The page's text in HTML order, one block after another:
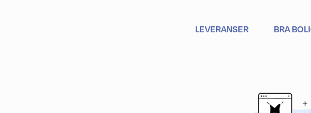
LEVERANSER BRA